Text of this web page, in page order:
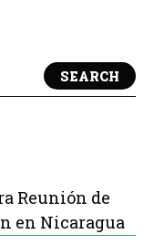
SEARCH
Reunión de
en Nicaragua